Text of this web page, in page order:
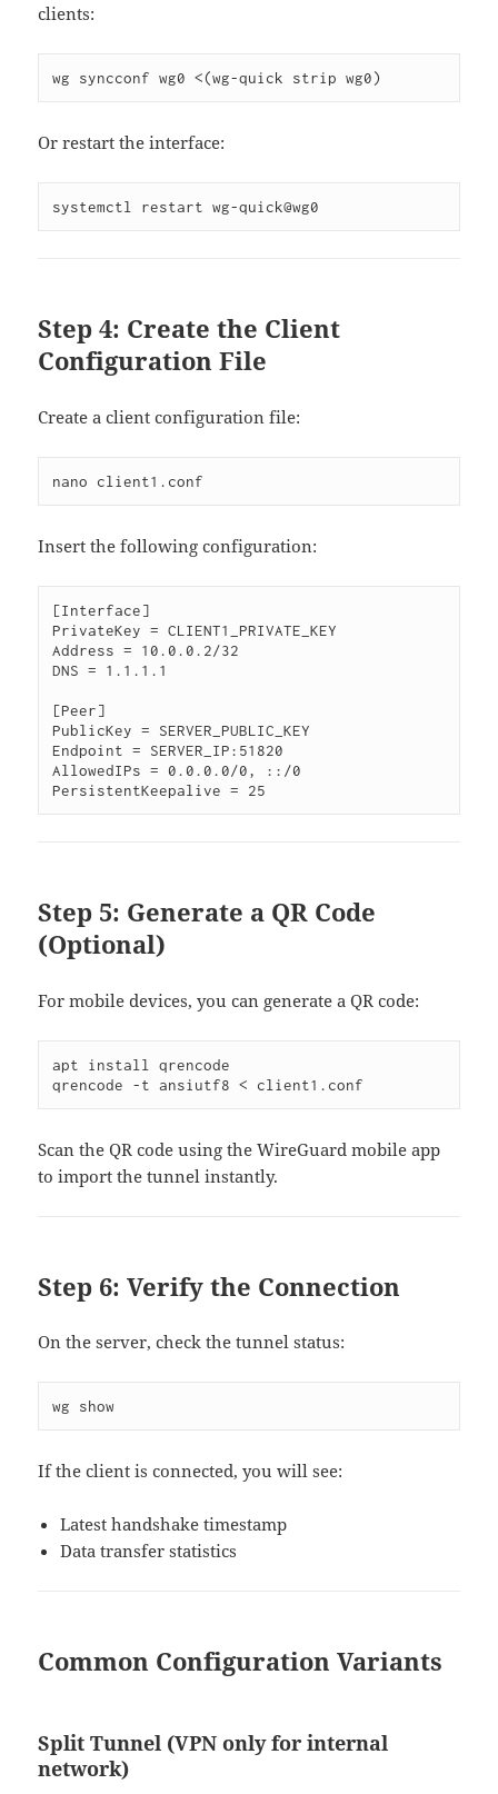
clients:
Or restart the interface:
Step 4: Create the Client
Configuration File
Create a client configuration file:
Insert the following configuration:
[Interface]
PrivateKey = CLIENT1_PRIVATE_KEY
Address = 10.0.0.2/32
DNS = 1.1.1.1
[Peer]
PublicKey = SERVER_PUBLIC_KEY
Endpoint = SERVER_IP:51820
AllowedIPs = 0.0.0.0/0, ::/0
Step 5: Generate a QR Code
(Optional)
For mobile devices, you can generate a QR code:
apt install qrencode
Scan the QR code using the WireGuard mobile app
to import the tunnel instantly.
Step 6: Verify the Connection
On the server, check the tunnel status:
If the client is connected, you will see:
Latest handshake timestamp
Data transfer statistics
Common Configuration Variants
Split Tunnel (VPN only for internal
network)